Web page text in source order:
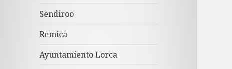
Sendiroo
Remica
Ayuntamiento Lorca